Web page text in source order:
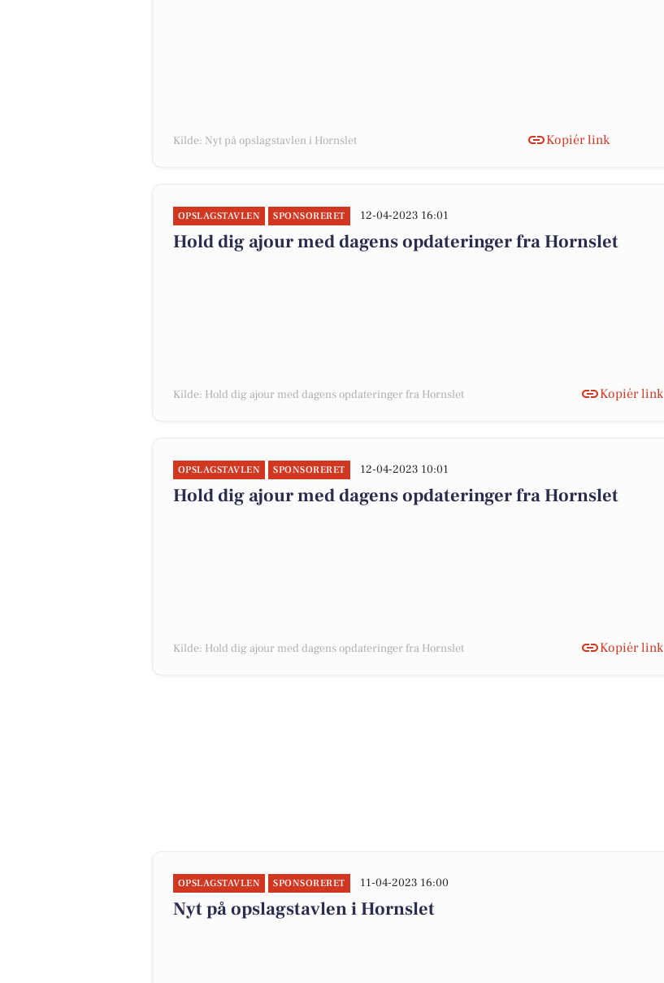
Kilde: Nyt på opslagstavlen i Hornslet Kopiér link
OPSLAGSTAVLEN SPONSORERET 12-04-2023 16:01
Hold dig ajour med dagens opdateringer fra Hornslet
Kilde: Hold dig ajour med dagens opdateringer fra Hornslet Kopiér link
OPSLAGSTAVLEN SPONSORERET 12-04-2023 10:01
Hold dig ajour med dagens opdateringer fra Hornslet
Kilde: Hold dig ajour med dagens opdateringer fra Hornslet Kopiér link
OPSLAGSTAVLEN SPONSORERET 11-04-2023 16:00
Nyt på opslagstavlen i Hornslet